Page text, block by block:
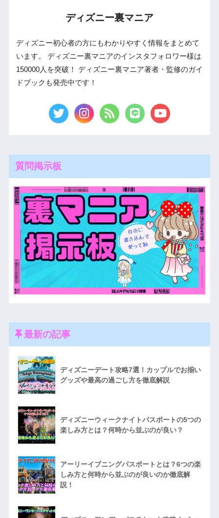
ディズニー裏マニア
ディズニー初心者の方にもわかりやすく情報をまとめて
います。 ディズニー裏マニアのインスタフォロワー様は
150000人を突破！ ディズニー裏マニア著者・監修のガイ
ドブックも発売中です！
質問掲示板
最新の記事
ディズニーデート攻略7選！カップルでお揃い
グッズや最高の過ごし方を徹底解説
ディズニーウィークナイトパスポートの5つの
楽しみ方とは？何時から並ぶのが良い？
アーリーイブニングパスポートとは？6つの楽
しみ方と何時から並ぶのが良いのか徹底解
説！